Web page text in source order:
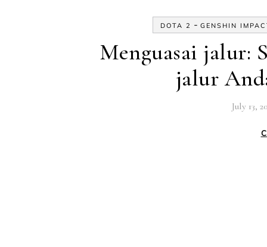
DOTA 2 - GENSHIN
Menguasai jalur:
jalur
July 13,